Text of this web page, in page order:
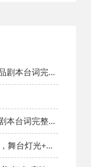
剧本台词完整
划网_方案网
本台词完整版
划网_方案网_
舞台灯光+节